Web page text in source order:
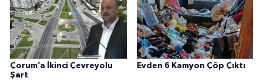
Çorum’a İkinci Çevreyolu
Şart
Evden 6 Kamyon Çöp Çıktı